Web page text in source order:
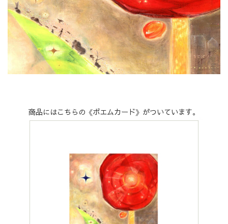
商品にはこちらの《ポエムカード》がついています。